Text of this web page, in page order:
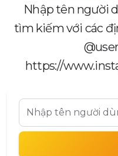
Nhập tên người
tìm kiếm với các
https://